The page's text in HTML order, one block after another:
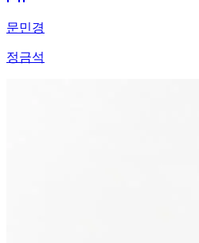
문민경
정금석